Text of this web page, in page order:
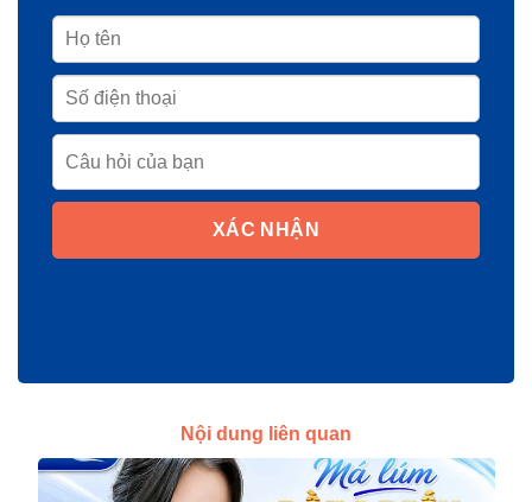
XÁC NHẬN
Nội dung liên quan